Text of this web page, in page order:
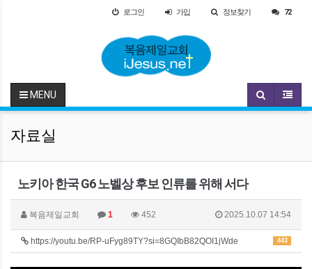
로그인 가입 정보찾기 72
MENU
자료실
노키아 한국 G6 노벨상 후보 인류를 위해 서다
복음제일교회 1 452 2025.10.07 14:54
443
https://youtu.be/RP-uFyg89TY?si=8GQIbB82QOI1jWde